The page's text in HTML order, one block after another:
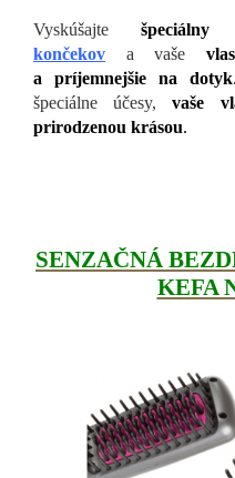
Vyskúšajtešpeciálny
končekov a vaše
a príjemnejšie na dotyk.
špeciálne účesy,vaše
prirodzenou krásou.
SENZAČNÁ
KEFA